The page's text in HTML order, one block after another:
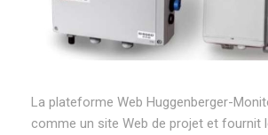
La plateforme Web Huggenberger-
comme un site Web de projet et fournit